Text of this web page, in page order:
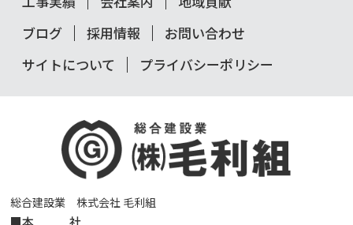
総合建設業 株式会社 毛利組
■本 社
ブログ
採用情報
お問い合わせ
サイトについて
プライバシーポリシー